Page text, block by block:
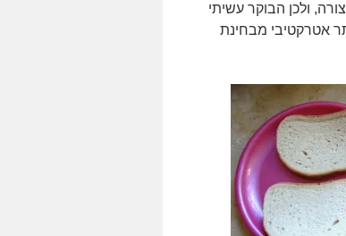
ולכן הבוקר עשיתי
אטרקטיבי מבחינת